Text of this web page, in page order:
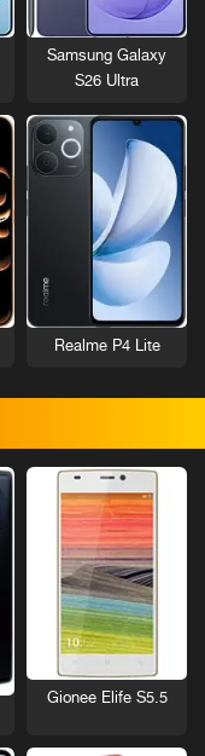
Samsung Galaxy
S26 Ultra
Realme P4 Lite
Gionee Elife S5.5